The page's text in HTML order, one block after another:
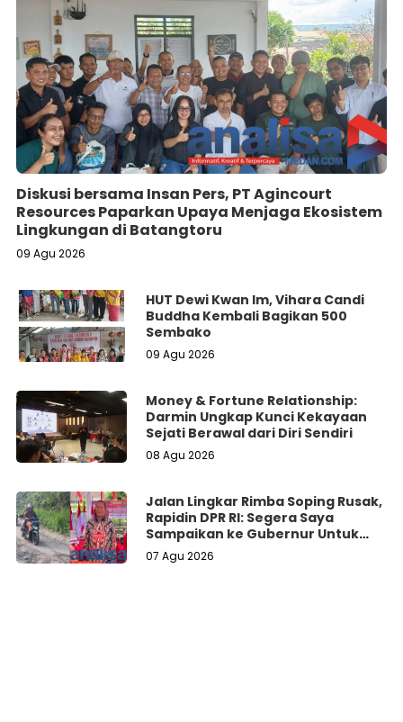
Diskusi bersama Insan Pers, PT Agincourt
Resources Paparkan Upaya Menjaga Ekosistem
Lingkungan di Batangtoru
09 Agu 2026
HUT Dewi Kwan Im, Vihara Candi
Buddha Kembali Bagikan 500
Sembako
09 Agu 2026
Money & Fortune Relationship:
Darmin Ungkap Kunci Kekayaan
Sejati Berawal dari Diri Sendiri
08 Agu 2026
Jalan Lingkar Rimba Soping Rusak,
Rapidin DPR RI: Segera Saya
Sampaikan ke Gubernur Untuk
Perbaikan
07 Agu 2026